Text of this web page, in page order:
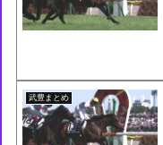
武豊まとめ